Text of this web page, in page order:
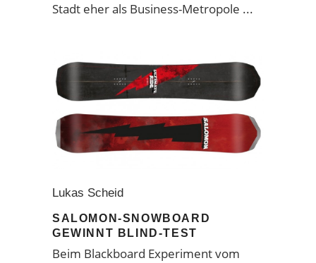
Stadt eher als Business-Metropole
Lukas Scheid
SALOMON-SNOWBOARD
GEWINNT BLIND-TEST
Beim Blackboard Experiment vom